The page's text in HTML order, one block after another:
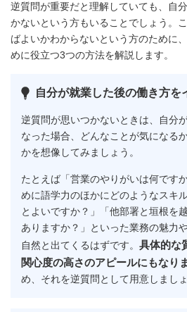
逆質問が重要だと理解していても、自
かないという方もいることでしょう。
ばよいかわからないという方のために
めに役立つ3つの方法を解説します。
自分が就業した後の働き方を
逆質問が思いつかないときは、自分
なった場合、どんなことが気になる
かを想像してみましょう。
たとえば「営業のやりがいは何です
めに語学力のほかにどのようなスキ
とよいですか？」「他部署と垣根を
ありますか？」といった業務の魅力
自然と出てくるはずです。 具体的な
関心度の高さのアピールにもなりま
め、それを逆質問として用意しましょ